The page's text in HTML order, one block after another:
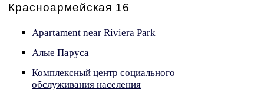
Красноармейская 16
Apartament near Riviera Park
Алые Паруса
Комплексный центр социального
обслуживания населения